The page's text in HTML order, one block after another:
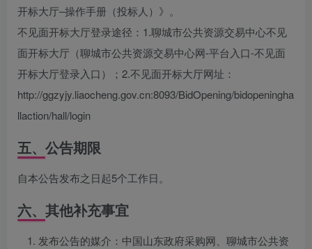
开标大厅–操作手册（投标人）》。
不见面开标大厅登录途径：1.聊城市公共资源交易中心不见
面开标大厅（聊城市公共资源交易中心网-平台入口-不见面
开标大厅登录入口）；2.不见面开标大厅网址：
http://ggzyjy.liaocheng.gov.cn:8093/BidOpening/bidopeningha
llaction/hall/login
五、公告期限
自本公告发布之日起5个工作日。
六、其他补充事宜
发布公告的媒介：中国山东政府采购网、聊城市公共资